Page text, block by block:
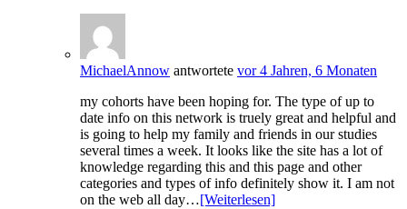
MichaelAnnow antwortete vor 4 Jahren, 6 Monaten
my cohorts have been hoping for. The type of up to
date info on this network is truely great and helpful and
is going to help my family and friends in our studies
several times a week. It looks like the site has a lot of
knowledge regarding this and this page and other
categories and types of info definitely show it. I am not
on the web all day…[Weiterlesen]